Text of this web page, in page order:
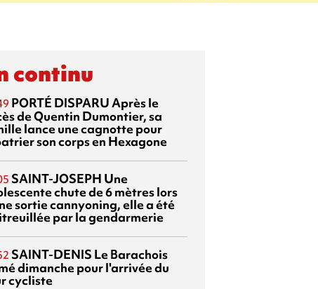
continu
PORTÉ DISPARUAprès le
de Quentin Dumontier, sa
lance une cagnotte pour
son corps en Hexagone
SAINT-JOSEPH Une
chute de 6 mètres lors
sortie cannyoning, elle a été
par la gendarmerie
SAINT-DENIS Le Barachois
dimanche pour l'arrivée du
cycliste